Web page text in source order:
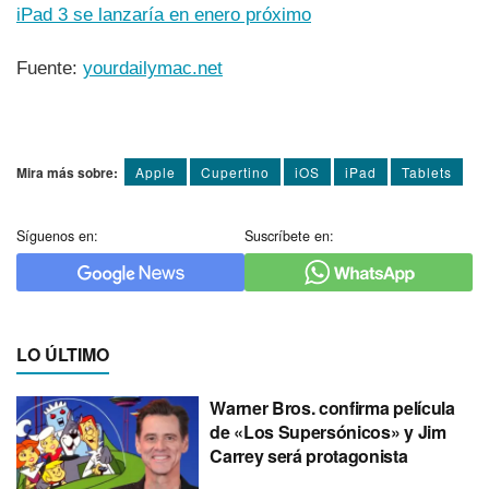
iPad 3 se lanzarí­a en enero próximo
Fuente: yourdailymac.net
Mira más sobre: Apple Cupertino iOS iPad Tablets
Síguenos en: Suscríbete en:
LO ÚLTIMO
Warner Bros. confirma película
de «Los Supersónicos» y Jim
Carrey será protagonista